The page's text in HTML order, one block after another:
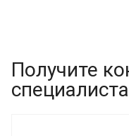
Получите
специалиста